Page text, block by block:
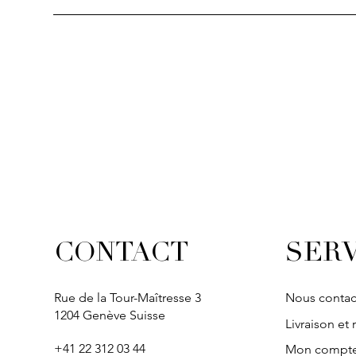
CONTACT
Rue de la Tour-Maîtresse 3
1204 Genève Suisse
+41 22 312 03 44
Nous
Livraison et
Mon